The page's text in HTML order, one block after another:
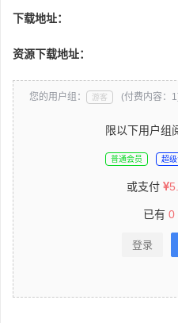
下载地址：
资源下载地址：
您的用户组： 游客 (付费内容：
限以下用户组
普通会员 超
或支付
已有 0
登录